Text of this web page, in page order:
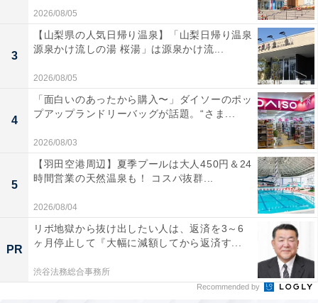
2026/08/05
3
【山梨県の人気日帰り温泉】「山梨日帰り温泉
源泉かけ流しの湯 桜湯」は源泉かけ流...
2026/08/05
4
「面白いのあったから購入〜」ダイソーのポッ
プアップランドリーバッグが話題。“さま...
2026/08/03
5
【羽田空港周辺】夏季プールは大人450円＆24
時間営業の天然温泉も！ コスパ抜群...
2026/08/04
PR
リボ地獄から抜け出したい人は、返済を3～6
ヶ月停止して『大幅に減額してから返済す...
渋谷法務総合事務所
Recommended by